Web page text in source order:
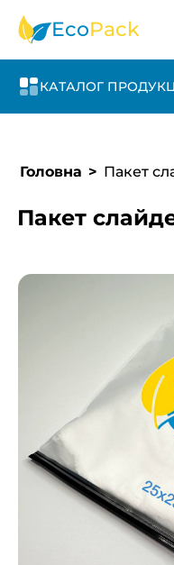
часом
EcoPack
КАТАЛОГ
вами
Головна Пакет
Пакет